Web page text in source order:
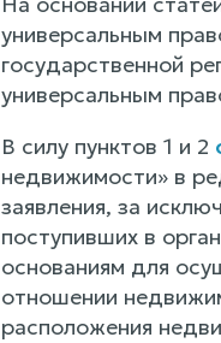
универсальным
государственной
универсальным
В силу пунктов 1 и 2
недвижимости» в
заявления, за
поступивших в
основаниям для
отношении
расположения